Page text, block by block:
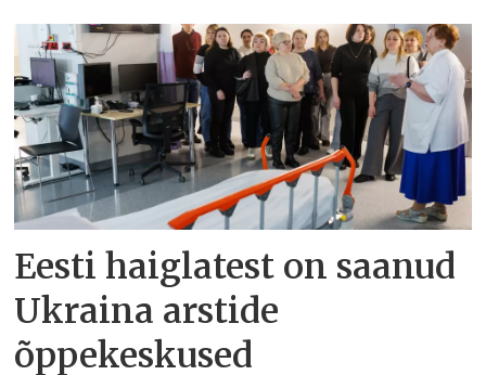
Eesti haiglatest on saanud
Ukraina arstide
õppekeskused